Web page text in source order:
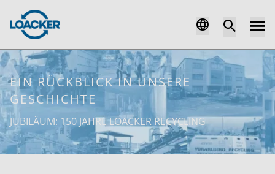
EIN RÜCKBLICK IN UNSERE
GESCHICHTE
JUBILÄUM: 150 JAHRE LOACKER RECYCLING